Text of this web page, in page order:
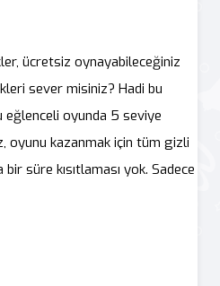
ücretsiz oynayabileceğiniz
sever misiniz? Hadi bu
oyunda 5 seviye
oyunu kazanmak için tüm gizli
süre kısıtlaması yok. Sadece